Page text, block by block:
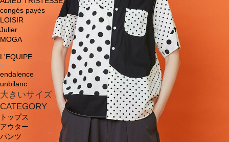
congés payés
LOISIR
Julier
MOGA
L'EQUIPE
endalence
unbilanc
大きいサイズ
CATEGORY
トップス
アウター
パンツ